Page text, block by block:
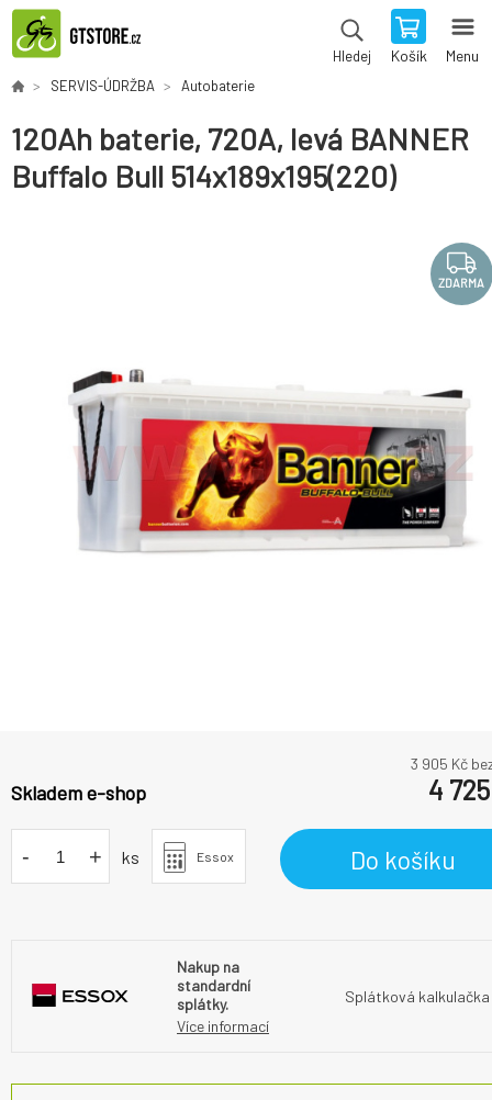
Hledej Košík Menu
SERVIS-ÚDRŽBA Autobaterie
120Ah baterie, 720A, levá BANNER
Buffalo Bull 514x189x195(220)
ZDARMA
3 905 Kč
Skladem e-shop 4 725
- + ks Essox Do košíku
Nakup na
standardní
splátky.
Více informací
Splátková kalkulačka